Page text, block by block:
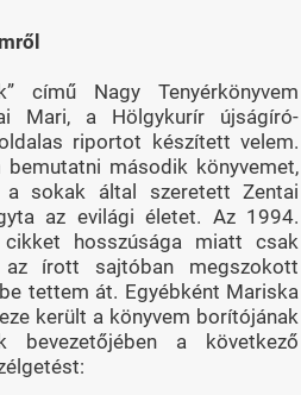
című Nagy Tenyérkönyvem
Mari, a Hölgykurír újságíró-
riportot készített velem.
második könyvemet,
a sokak által szeretett Zentai
az evilági életet. Az 1994.
hosszúsága miatt csak
írott sajtóban megszokott
tettem át. Egyébként Mariska
került a könyvem borítójának
a következő